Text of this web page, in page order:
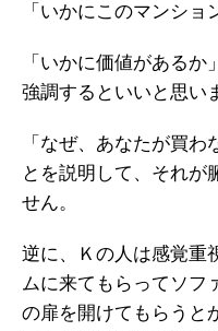
「いかにこのマンショ
「いかに価値がある
強調するといいと思い
「なぜ、あなたが買
とを説明して、それが
せん。
逆に、Ｋの人は感覚重
ムに来てもらってソフ
の扉を開けてもらうと